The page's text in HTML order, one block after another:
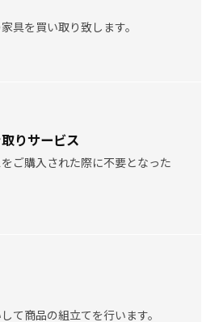
具を買い取り致します。
りサービス
ご購入された際に不要となった
て商品の組立てを行います。